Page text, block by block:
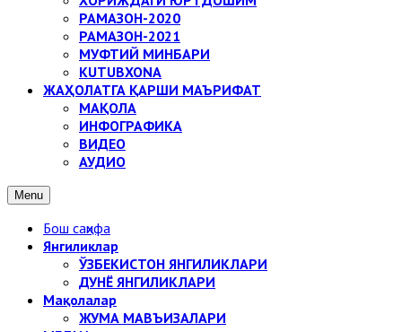
РАМАЗОН-2020
РАМАЗОН-2021
МУФТИЙ МИНБАРИ
KUTUBXONA
ЖАҲОЛАТГА ҚАРШИ МАЪРИФАТ
МАҚОЛА
ИНФОГРАФИКА
ВИДЕО
АУДИО
Menu
Бош саҳифа
Янгиликлар
ЎЗБЕКИСТОН ЯНГИЛИКЛАРИ
ДУНЁ ЯНГИЛИКЛАРИ
Мақолалар
ЖУМА МАВЪИЗАЛАРИ